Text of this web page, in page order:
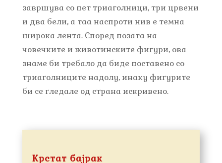
завршува со пет триаголници, три црвени
и два бели, а таа наспроти нив е темна
широка лента. Според позата на
човечките и животинските фигури, ова
знаме би требало да биде поставено со
триаголниците надолу, инаку фигурите
би се гледале од страна искривено.
Крстат бајрак